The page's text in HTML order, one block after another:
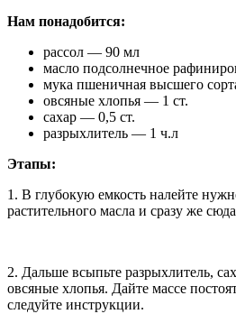
Нам понадобится:
рассол — 90 мл
масло подсолнечное
мука пшеничная высшего
овсяные хлопья — 1 ст.
сахар — 0,5 ст.
разрыхлитель — 1 ч.л
Этапы:
1. В глубокую емкость налейте
растительного масла и сразу же
2. Дальше всыпьте разрыхлитель,
овсяные хлопья. Дайте массе
следуйте инструкции.